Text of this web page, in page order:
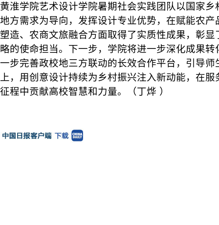
黄淮学院艺术设计学院暑期社会实践团队以国家
地方需求为导向，发挥设计专业优势，在赋能农
塑造、农商文旅融合方面取得了实质性成果，彰
略的使命担当。下一步，学院将进一步深化成果
一步完善政校地三方联动的长效合作平台，引导
上，用创意设计持续为乡村振兴注入新动能，在
征程中贡献高校智慧和力量。（丁烨 ）